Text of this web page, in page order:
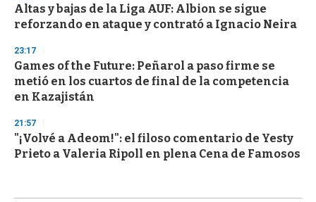
Altas y bajas de la Liga AUF: Albion se sigue
reforzando en ataque y contrató a Ignacio Neira
23:17
Games of the Future: Peñarol a paso firme se
metió en los cuartos de final de la competencia
en Kazajistán
21:57
"¡Volvé a Adeom!": el filoso comentario de Yesty
Prieto a Valeria Ripoll en plena Cena de Famosos